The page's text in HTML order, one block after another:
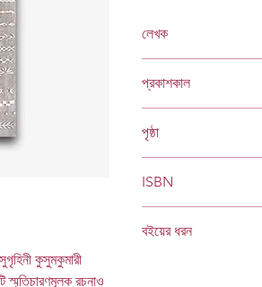
কুসুমকুমারী
স্মৃতিচারণমূলক রচনাও
লেখক
প্রকাশকাল
পৃষ্ঠা
ISBN
বইয়ের ধরন